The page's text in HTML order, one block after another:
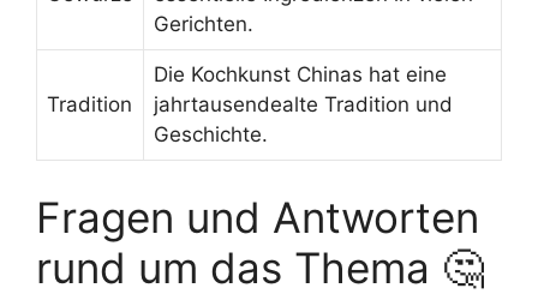
Gerichten.
Tradition
Die Kochkunst Chinas hat eine
jahrtausendealte Tradition und
Geschichte.
Fragen und Antworten
rund um das Thema 🤔